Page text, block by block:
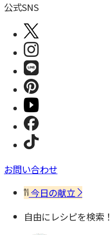
公式SNS
お問い合わせ
今日の献立
自由にレシピを検索！